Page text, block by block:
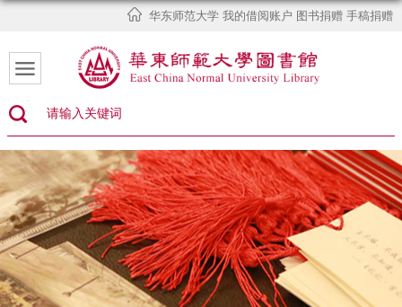
华东师范大学 我的借阅账户 图书捐赠 手稿捐赠